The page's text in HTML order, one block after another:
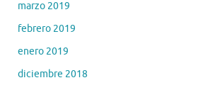
marzo 2019
febrero 2019
enero 2019
diciembre 2018